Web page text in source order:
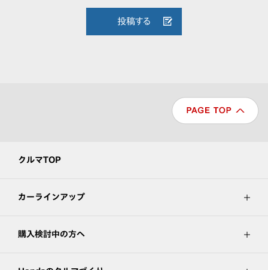
投稿する
クルマTOP
カーラインアップ
購入検討中の方へ